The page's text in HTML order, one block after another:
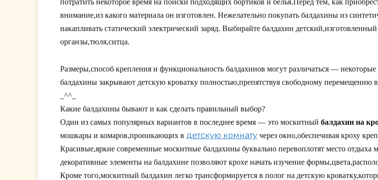
потратить некоторое время на поиски подходящих бортиков и белья.Перед тем, как
внимание,из какого материала он изготовлен. Нежелательно покупать балдахины из
накапливать статический электрический заряд. Выбирайте балдахин
органзы,тюля,ситца.
Размеры,способ крепления и функциональность балдахинов могут различаться —
балдахины закрывают детскую кроватку полностью,препятствуя свободному перемещению
_^^_
Какие балдахины бывают и как сделать правильный выбор?
Один из самых популярных вариантов в последнее время — это москитный балдахин на
мошкары и комаров,проникающих в детскую комнату через окно,обеспечивая кроху
Красивые,яркие современные москитные балдахины буквально перевоплотят место
декоративные элементы на балдахине позволяют крохе начать изучение
Кроме того,москитный балдахин легко трансформируется в полог на детскую